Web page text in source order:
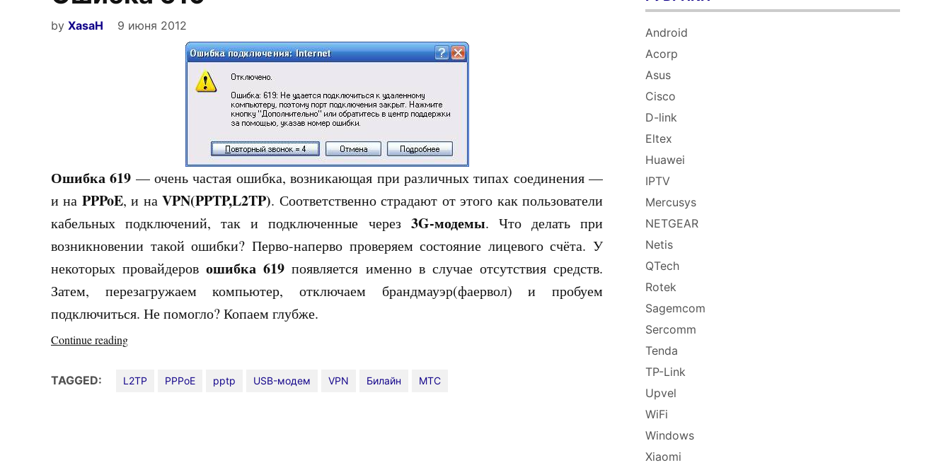
by XasaH 9 июня 2012
Ошибка 619 — очень частая ошибка, возникающая при различных типах соединения —
и на PPPoE, и наVPN(PPTP,L2TP). Соответственно страдают от этого как пользователи
кабельных подключений, так и подключенные через 3G-модемы. Что делать при
возникновении такой ошибки? Перво-наперво проверяем состояние лицевого счёта. У
некоторых провайдеровошибка 619 появляется именно в случае отсутствия средств.
Затем, перезагружаем компьютер, отключаем брандмауэр(фаервол) и пробуем
подключиться. Не помогло? Копаем глубже.
Continue reading«Ошибка
TAGGED: L2TP PPPoE pptp USB-модем VPN Билайн МТС
Android
Acorp
Asus
Cisco
D-link
Eltex
Huawei
IPTV
Mercusys
NETGEAR
Netis
QTech
Rotek
Sagemcom
Sercomm
Tenda
TP-Link
Upvel
WiFi
Windows
Xiaomi